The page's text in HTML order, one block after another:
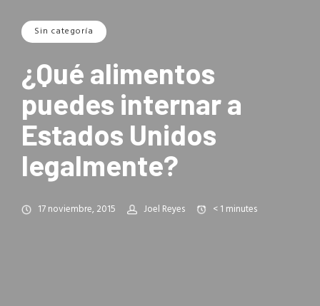
Sin categoría
¿Qué alimentos
puedes internar a
Estados Unidos
legalmente?
17 noviembre, 2015 Joel Reyes < 1 minutes